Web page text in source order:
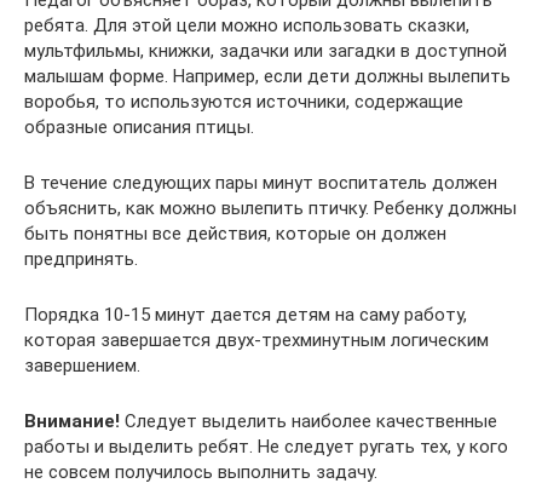
ребята. Для этой цели можно использовать сказки,
мультфильмы, книжки, задачки или загадки в доступной
малышам форме. Например, если дети должны вылепить
воробья, то используются источники, содержащие
образные описания птицы.
В течение следующих пары минут воспитатель должен
объяснить, как можно вылепить птичку. Ребенку должны
быть понятны все действия, которые он должен
предпринять.
Порядка 10-15 минут дается детям на саму работу,
которая завершается двух-трехминутным логическим
завершением.
Внимание! Следует выделить наиболее качественные
работы и выделить ребят. Не следует ругать тех, у кого
не совсем получилось выполнить задачу.